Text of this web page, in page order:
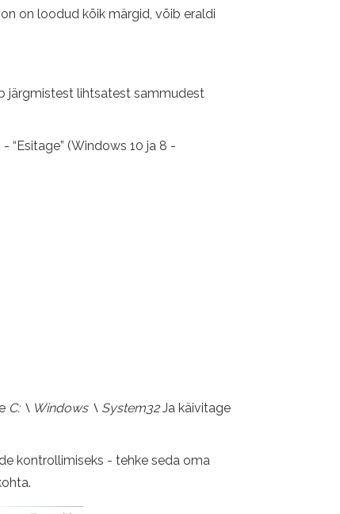
on loodud kõik märgid, võib eraldi
järgmistest lihtsatest sammudest
“Esitage” (Windows 10 ja 8 -
C: \ Windows \ System32Ja käivitage
kontrollimiseks - tehke seda oma